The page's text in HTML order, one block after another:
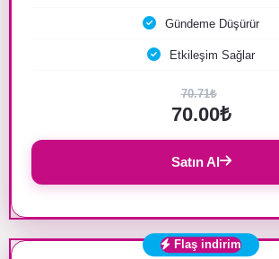
Gündeme Düşürür
Etkileşim Sağlar
70.71₺
70.00₺
Satın Al
Flaş indirim